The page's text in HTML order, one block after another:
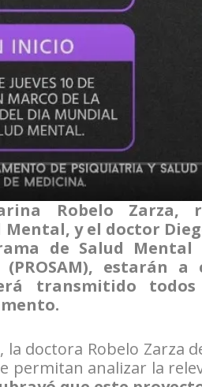
Robelo Zarza,
Mental, y el doctor
de Salud
estarán
transmitido
doctora Robelo Zarza
permitan analizar la